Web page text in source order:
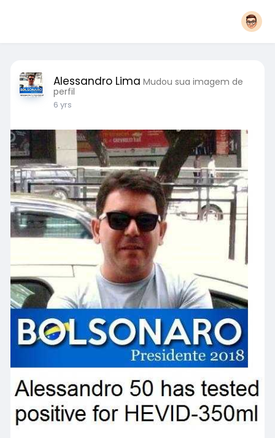
Alessandro Lima Mudou sua imagem de
perfil
6 yrs